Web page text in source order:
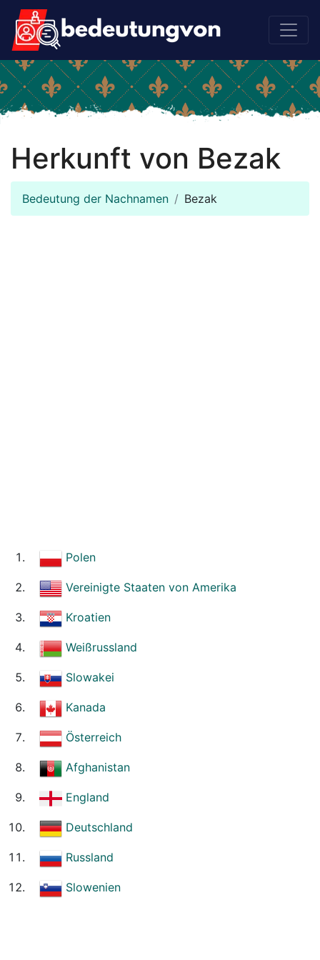
Herkunft von Bezak
Bedeutung der Nachnamen Bezak
Polen
Vereinigte Staaten von Amerika
Kroatien
Weißrussland
Slowakei
Kanada
Österreich
Afghanistan
England
Deutschland
Russland
Slowenien